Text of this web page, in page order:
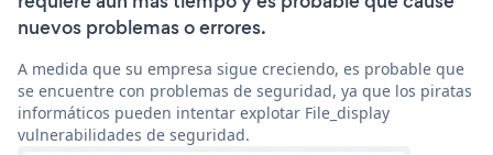
nuevos problemas o errores.
A medida que su empresa sigue creciendo, es probable que
se encuentre con problemas de seguridad, ya que los piratas
informáticos pueden intentar explotar File_display
vulnerabilidades de seguridad.